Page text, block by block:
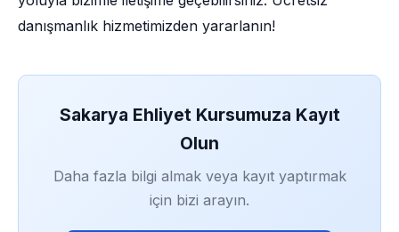
danışmanlık hizmetimizden yararlanın!
Sakarya Ehliyet Kursumuza Kayıt
Olun
Daha fazla bilgi almak veya kayıt yaptırmak
için bizi arayın.